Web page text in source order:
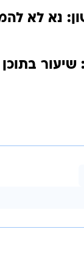
נא לא
שיעור בתוכן